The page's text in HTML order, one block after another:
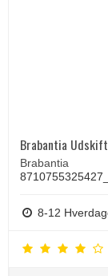
Brabantia
Brabantia
8-12